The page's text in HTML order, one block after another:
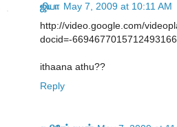
ஜியா May 7, 2009 at 10:11 AM
http://video.google.com/
docid=-
ithaana athu??
Reply